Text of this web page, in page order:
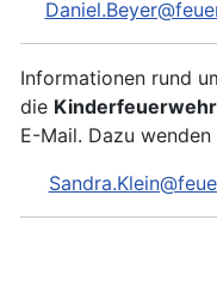
Informationen rund
die Kinderfeuerwehr
E-Mail. Dazu